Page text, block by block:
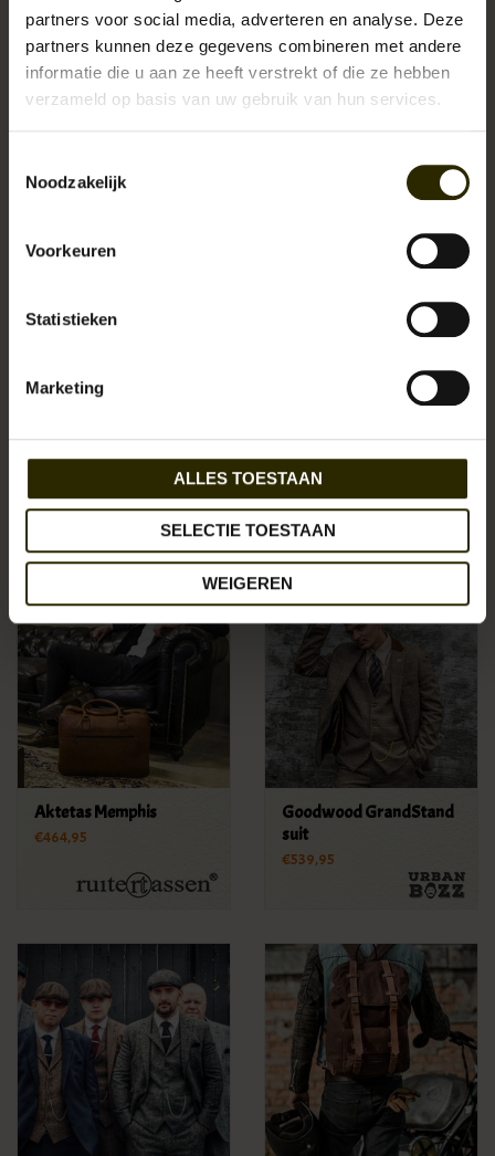
partners voor social media, adverteren en analyse. Deze
partners kunnen deze gegevens combineren met andere
informatie die u aan ze heeft verstrekt of die ze hebben
verzameld op basis van uw gebruik van hun services.
Noodzakelijk
Voorkeuren
Statistieken
Marketing
ALLES TOESTAAN
SELECTIE TOESTAAN
WEIGEREN
Thomas 15 inch laptoptas
€164,95
PEACOCK
€99,95
Flâneur trouwpak Bottle
Green-Brown
Small Heath Brown Cap
€49,95 €39,95
Aktetas Memphis
€464,95
Goodwood GrandStand
suit
€539,95